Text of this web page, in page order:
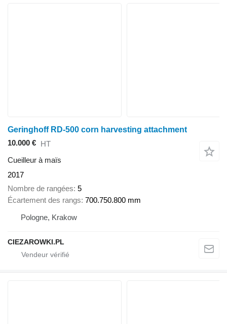
Geringhoff RD-500 corn harvesting attachment
10.000 € HT
Cueilleur à maïs
2017
Nombre de rangées 5
Écartement des rangs 700.750.800 mm
Pologne, Krakow
CIEZAROWKI.PL